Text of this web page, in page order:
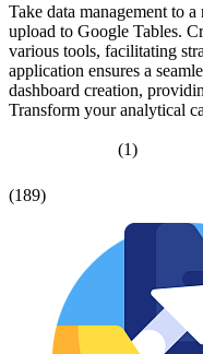
Take data management to
upload to Google Tables.
various tools, facilitating
application ensures a
dashboard creation,
Transform your analytical
(1)
(189)